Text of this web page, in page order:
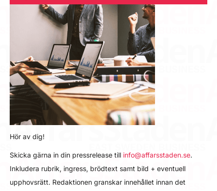
Hör av dig!
Skicka gärna in din pressrelease till info@affarsstaden.se.
Inkludera rubrik, ingress, brödtext samt bild + eventuell
upphovsrätt. Redaktionen granskar innehållet innan det